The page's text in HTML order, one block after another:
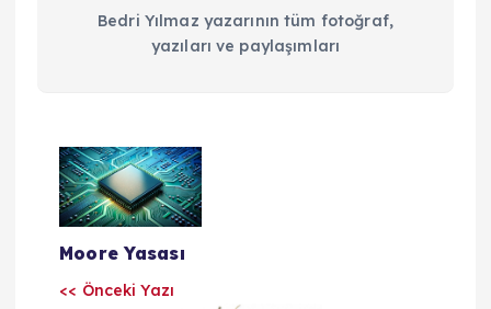
Bedri Yılmaz yazarının tüm fotoğraf,
yazıları ve paylaşımları
Y
a
zMoore Yasası
<< Önceki Yazı